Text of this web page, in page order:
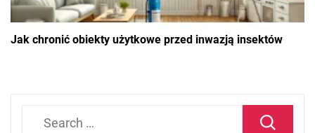
Jak chronić obiekty użytkowe przed inwazją insektów